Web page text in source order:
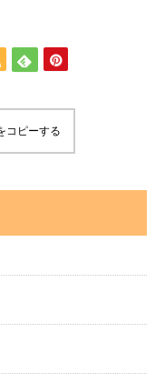
コピーする